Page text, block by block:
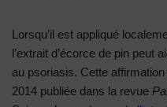
Lorsqu’il est appliqué
l’extrait d’écorce de pin peut
au psoriasis. Cette
2014 publiée dans la revue